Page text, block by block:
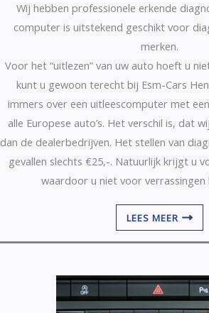
Wij hebben professionele erkende
computer is uitstekend geschikt voor
merken.
Voor het “uitlezen” van uw auto hoeft u
kunt u gewoon terecht bij Esm-Cars
immers over een uitleescomputer met
alle Europese auto’s. Het verschil is, dat
dan de dealerbedrijven. Het stellen van
gevallen slechts €25,-. Natuurlijk krijgt u
waardoor u niet voor
LEES MEER